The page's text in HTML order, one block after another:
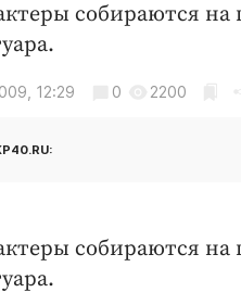
собираются на
12:29 0 2200
собираются на